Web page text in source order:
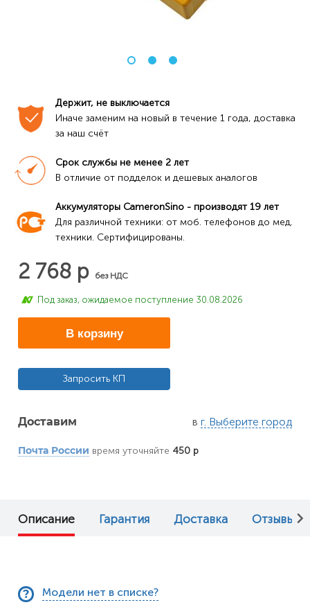
Держит, не выключается
Иначе заменим на новый в течение 1 года, доставка
за наш счёт
Срок службы не менее 2 лет
В отличие от подделок и дешевых аналогов
Аккумуляторы CameronSino - производят 19 лет
Для различной техники: от моб. телефонов до мед.
техники. Сертифицированы.
2 768 р без НДС
Под заказ, ожидаемое поступление 30.08.2026
В корзину
Запросить КП
Доставим в г. Выберите город
Почта России время уточняйте 450 р
Описание Гарантия Доставка Отзывы (0)
Модели нет в списке?